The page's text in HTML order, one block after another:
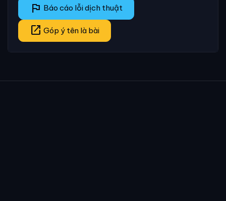
flag Báo cáo lỗi dịch thuật
open_in_new Góp ý tên là bài